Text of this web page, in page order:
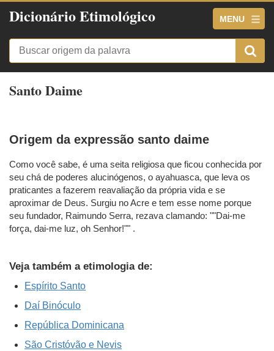
Dicionário Etimológico MENU
Santo Daime
Origem da expressão santo daime
Como você sabe, é uma seita religiosa que ficou conhecida por
seu chá de poderes alucinógenos, o ayahuasca, que leva os
praticantes a fazerem reavaliação da própria vida e se
aproximar de Deus. Surgiu no Acre e tem esse nome porque
seu fundador, Raimundo Serra, rezava clamando: ""Dai-me
força, dai-me luz, oh Senhor!"" .
Veja também a etimologia de:
Espírito Santo
Daí Binóculo
República Dominicana
São Cristóvão e Nevis